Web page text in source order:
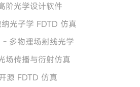
阶光学设计软件
光子学 FDTD 仿真
- 多物理场射线光学
场传播与衍射仿真
源 FDTD 仿真